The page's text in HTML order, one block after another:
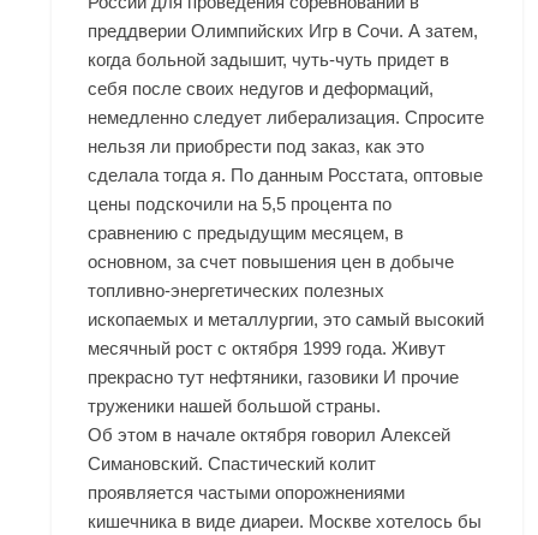
преддверии Олимпийских Игр в Сочи. А затем,
когда больной задышит, чуть-чуть придет в
себя после своих недугов и деформаций,
немедленно следует либерализация. Спросите
нельзя ли приобрести под заказ, как это
сделала тогда я. По данным Росстата, оптовые
цены подскочили на 5,5 процента по
сравнению с предыдущим месяцем, в
основном, за счет повышения цен в добыче
топливно-энергетических полезных
ископаемых и металлургии, это самый высокий
месячный рост с октября 1999 года. Живут
прекрасно тут нефтяники, газовики И прочие
труженики нашей большой страны.
Об этом в начале октября говорил Алексей
Симановский. Спастический колит
проявляется частыми опорожнениями
кишечника в виде диареи. Москве хотелось бы